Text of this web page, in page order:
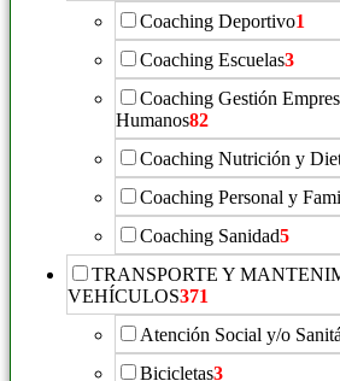
Coaching Deportivo1
Coaching Escuelas3
Coaching Gestión
Humanos82
Coaching Nutrición y
Coaching Personal y
Coaching Sanidad5
TRANSPORTE Y
VEHÍCULOS371
Atención Social y/o
Bicicletas3